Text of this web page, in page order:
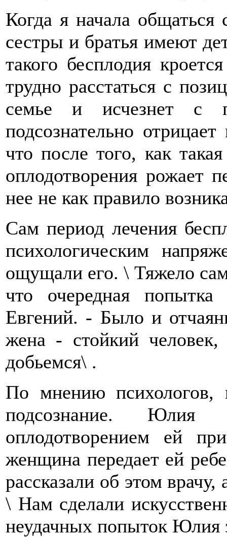
Когда я начала
сестры и братья имеют
такого бесплодия
трудно расстаться с
семье и исчезнет с
подсознательно
что после того, как
оплодотворения рожает
нее не как правило
Сам период лечения
психологическим
ощущали его. \ Тяжело
что очередная попытка
Евгений. - Было и
жена - стойкий
добьемся\ .
По мнению психологов,
подсознание.
оплодотворением ей
женщина передает ей
рассказали об этом врачу,
\ Нам сделали
неудачных попыток Юлия